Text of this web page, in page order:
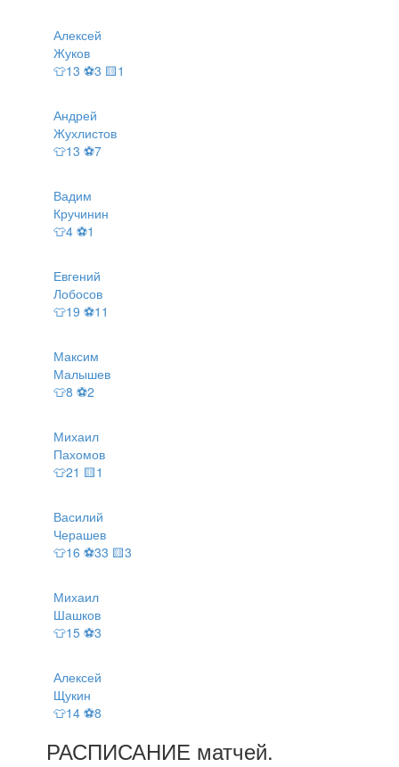
Алексей
Жуков
👕13 ⚽3 🟨1
Андрей
Жухлистов
👕13 ⚽7
Вадим
Кручинин
👕4 ⚽1
Евгений
Лобосов
👕19 ⚽11
Максим
Малышев
👕8 ⚽2
Михаил
Пахомов
👕21 🟨1
Василий
Черашев
👕16 ⚽33 🟨3
Михаил
Шашков
👕15 ⚽3
Алексей
Щукин
👕14 ⚽8
РАСПИСАНИЕ матчей.